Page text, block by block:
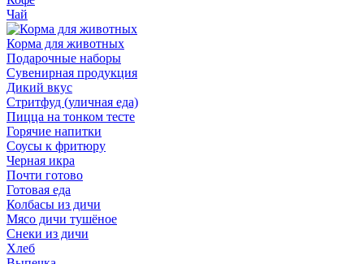
Чай
Корма для животных
Подарочные наборы
Сувенирная продукция
Дикий вкус
Стритфуд (уличная еда)
Пицца на тонком тесте
Горячие напитки
Соусы к фритюру
Черная икра
Почти готово
Готовая еда
Колбасы из дичи
Мясо дичи тушёное
Снеки из дичи
Хлеб